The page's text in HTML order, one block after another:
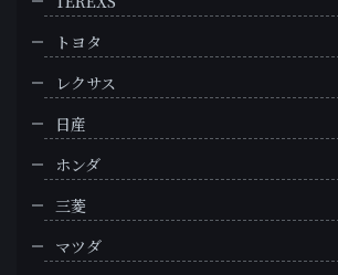
トヨタ
レクサス
日産
ホンダ
三菱
マツダ